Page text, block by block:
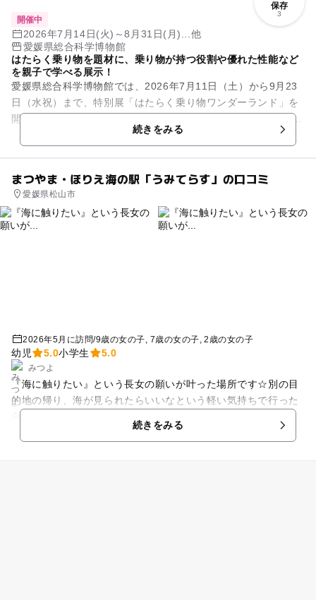
保存
3
開催中
2026年7月14日(火)～8月31日(月)...他
愛媛県総合科学博物館
はたらく乗り物を題材に、乗り物が持つ役割や優れた性能など
を親子で学べる展示！
愛媛県総合科学博物館では、2026年7月11日（土）から9月23
日（水祝）まで、特別展「はたらく乗り物ワンダーランド」を
開催します。 建設・農業・消防・運輸・物流・鉄道・船舶・航
続きをみる
まつやま・ほりえ海の駅「うみてらす」の口コミ
愛媛県松山市
2026年5月に訪問/9歳の女の子 7歳の女の子 2歳の女の子
幼児 5.0小学生 5.0
みつよ
『海に触りたい』という長女の願いが叶った場所です☆別の目
的地の帰り、海が見られたらいいなという軽い気持ちで行った
ら、駐車場つきで歩いて砂浜までいけるスポットでした。トイ
レはもちろん座れる足洗い場まであり、便利すぎました。休憩
続きをみる